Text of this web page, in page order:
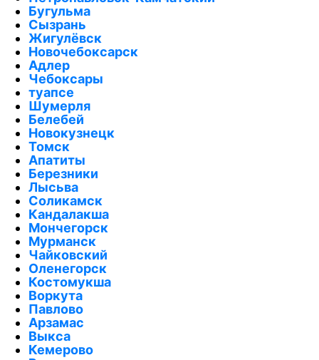
Бугульма
Сызрань
Жигулёвск
Новочебоксарск
Адлер
Чебоксары
туапсе
Шумерля
Белебей
Новокузнецк
Томск
Апатиты
Березники
Лысьва
Соликамск
Кандалакша
Мончегорск
Мурманск
Чайковский
Оленегорск
Костомукша
Воркута
Павлово
Арзамас
Выкса
Кемерово